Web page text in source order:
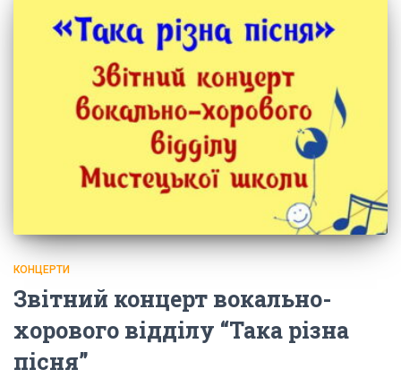
КОНЦЕРТИ
Звітний концерт вокально-
хорового відділу “Така різна
пісня”